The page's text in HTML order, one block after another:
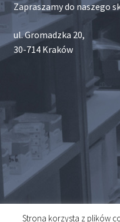
Zapraszamy do naszego
ul. Gromadzka 20,
30-714 Kraków
Strona korzysta z plików